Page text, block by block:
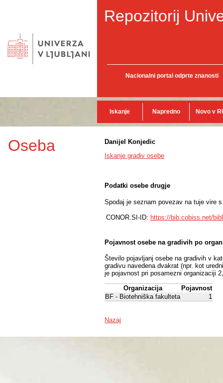
Repozitorij
Nacionalni portal odprte znanosti
Iskanje Napredno Novo v
Oseba
Danijel Konjedic
Iskanje gradiv osebe
Podatki osebe drugje
Spodaj je seznam povezav na tuje vire
CONOR.SI-ID: https://bib.cobiss.net/
Pojavnost osebe na gradivih po
Število pojavljanj osebe na gradivih v
gradivu navedena dvakrat (npr. kot
je pojavnost pri posamezni organizaciji
Organizacija
Pojavnost
BF - Biotehniška fakulteta
1
Nazaj